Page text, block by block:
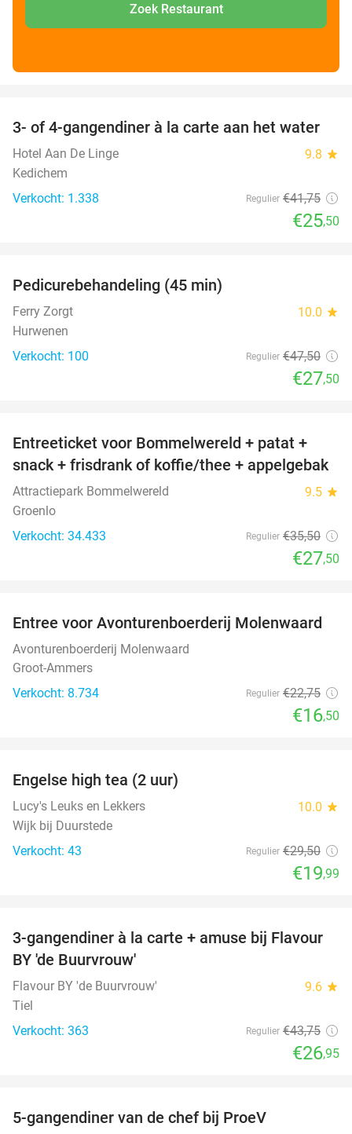
Zoek Restaurant
39%
3- of 4-gangendiner à la carte aan het water
Hotel Aan De Linge 9.8 star
Kedichem
Verkocht: 1.338
Regulier €41,75
€25,50
OUT
Pedicurebehandeling (45 min)
Ferry Zorgt 10.0 star
Hurwenen
Verkocht: 100
Regulier €47,50
€27,50
23%
Entreeticket voor Bommelwereld + patat +
snack + frisdrank of koffie/thee + appelgebak
Attractiepark Bommelwereld 9.5 star
Groenlo
Verkocht: 34.433
Regulier €35,50
€27,50
27%
Entree voor Avonturenboerderij Molenwaard
Avonturenboerderij Molenwaard
Groot-Ammers
Verkocht: 8.734
Regulier €22,75
€16,50
Engelse high tea (2 uur)
Lucy's Leuks en Lekkers 10.0 star
Wijk bij Duurstede
Verkocht: 43
Regulier €29,50
€19,99
38%
3-gangendiner à la carte + amuse bij Flavour
BY 'de Buurvrouw'
Flavour BY 'de Buurvrouw' 9.6 star
Tiel
Verkocht: 363
Regulier €43,75
€26,95
5-gangendiner van de chef bij ProeV